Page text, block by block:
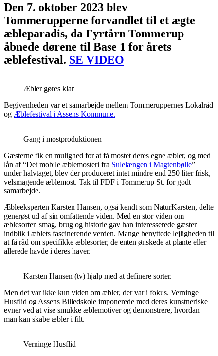
Den 7. oktober 2023 blev
Tommerupperne forvandlet til et ægte
æbleparadis, da Fyrtårn Tommerup
åbnede dørene til Base 1 for årets
æblefestival. SE VIDEO
Æbler gøres klar
Begivenheden var et samarbejde mellem Tommeruppernes Lokalråd
og Æblefestival i Assens Kommune.
Gang i mostproduktionen
Gæsterne fik en mulighed for at få mostet deres egne æbler, og med
lån af “Det mobile æblemosteri fra Sulelængen i Magtenbølle”
under halvtaget, blev der produceret intet mindre end 250 liter frisk,
velsmagende æblemost. Tak til FDF i Tommerup St. for godt
samarbejde.
Æbleeksperten Karsten Hansen, også kendt som NaturKarsten, delte
generøst ud af sin omfattende viden. Med en stor viden om
æblesorter, smag, brug og historie gav han interesserede gæster
indblik i æblets fascinerende verden. Mange benyttede lejligheden til
at få råd om specifikke æblesorter, de enten ønskede at plante eller
allerede havde i deres haver.
Karsten Hansen (tv) hjalp med at definere sorter.
Men det var ikke kun viden om æbler, der var i fokus. Verninge
Husflid og Assens Billedskole imponerede med deres kunstneriske
evner ved at vise smukke æblemotiver og demonstrere, hvordan
man kan skabe æbler i filt.
Verninge Husflid